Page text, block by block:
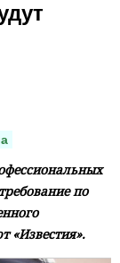
по
«Известия».